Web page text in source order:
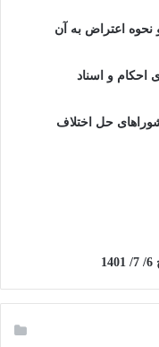
اعتراض به آن
احکام و اسناد
حل اختلاف